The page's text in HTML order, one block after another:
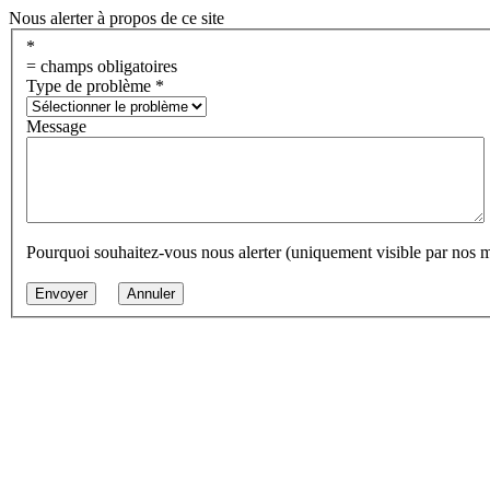
Nous alerter à propos de ce site
*
= champs obligatoires
Type de problème *
Message
Pourquoi souhaitez-vous nous alerter (uniquement visible par nos